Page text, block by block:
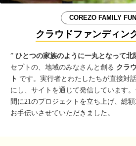
COREZO FAMILY
クラウドファンディン
” ひとつの家族のように一丸となって北
セプトの、地域のみなさんと創る クラ
ト です。実行者とわたしたちが直接対
にし、サイトを通じて発信しています
間に21のプロジェクトを立ち上げ、総
お手伝いさせていただきました。